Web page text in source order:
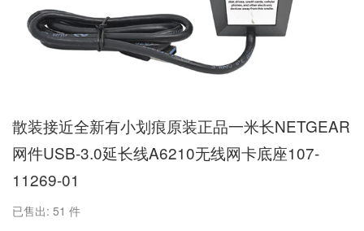
散装接近全新有小划痕原装正品一米长NETGEAR
网件USB-3.0延长线A6210无线网卡底座107-
11269-01
已售出: 51 件